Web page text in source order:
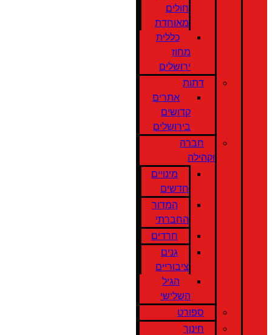
חולים
מאוחדת
כללית
מחוז
ירושלים
דתות
אתרים
קדושים
בירושלים
חברה
וקהילה
מינויים
חדשים
המדור
החברתי
חרדים
גנים
ציבוריים
הגיל
השלישי
ספורט
חינוך